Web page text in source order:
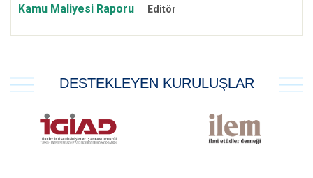
Kamu Maliyesi Raporu Editör
DESTEKLEYEN KURULUŞLAR